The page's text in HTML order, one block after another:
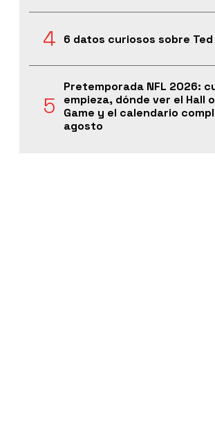
6 datos curiosos sobre Ted
Pretemporada NFL 2026:
empieza, dónde ver el Hall
Game y el calendario
agosto